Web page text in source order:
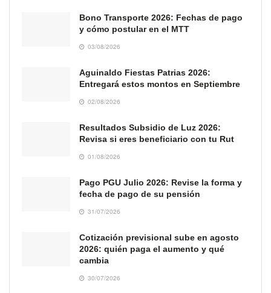
Bono Transporte 2026: Fechas de pago
y cómo postular en el MTT
03/08/2026
Aguinaldo Fiestas Patrias 2026:
Entregará estos montos en Septiembre
02/08/2026
Resultados Subsidio de Luz 2026:
Revisa si eres beneficiario con tu Rut
01/08/2026
Pago PGU Julio 2026: Revise la forma y
fecha de pago de su pensión
31/07/2026
Cotización previsional sube en agosto
2026: quién paga el aumento y qué
cambia
30/07/2026